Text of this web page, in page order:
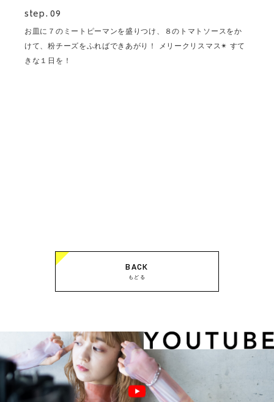
step. 09
お皿に７のミートピーマンを盛りつけ、８のトマトソースをか
けて、粉チーズをふればできあがり！ メリークリスマス✴︎ すて
きな１日を！
BACK
もどる